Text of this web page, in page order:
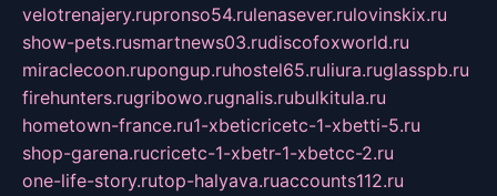
velotrenajery.rupronso54.rulenasever.rulovinskix.ru
show-pets.rusmartnews03.rudiscofoxworld.ru
miraclecoon.rupongup.ruhostel65.ruliura.ruglasspb.ru
firehunters.rugribowo.rugnalis.rubulkitula.ru
hometown-france.ru1-xbeticricetc-1-xbetti-5.ru
shop-garena.rucricetc-1-xbetr-1-xbetcc-2.ru
one-life-story.rutop-halyava.ruaccounts112.ru